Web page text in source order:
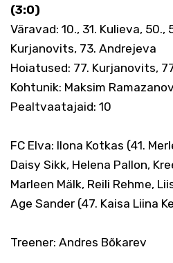
(3:0)
Väravad: 10., 31. Kulieva, 50.,
Kurjanovits, 73. Andrejeva
Hoiatused: 77. Kurjanovits,
Kohtunik: Maksim Ramazanov
Pealtvaatajaid: 10
FC Elva: Ilona Kotkas (41.
Daisy Sikk, Helena Pallon,
Marleen Mälk, Reili Rehme,
Age Sander (47. Kaisa Liina
Treener: Andres Bõkarev